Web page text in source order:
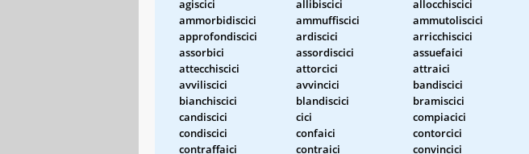
agiscici
allibiscici allocchiscici
ammorbidiscici
ammuffiscici ammutoliscici
approfondiscici
ardiscici arricchiscici
assorbici
assordiscici assuefaici
attecchiscici
attorcici attraici
avviliscici
avvincici bandiscici
bianchiscici
blandiscici bramiscici
candiscici
cici compiacici
condiscici
confaici contorcici
contraffaici
contraici convincici